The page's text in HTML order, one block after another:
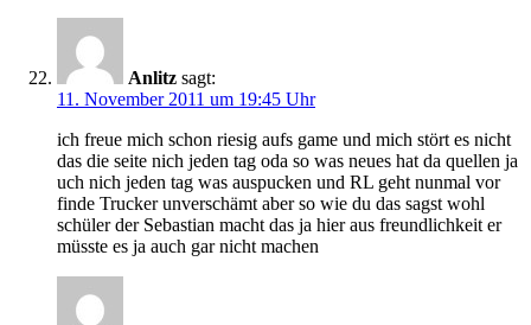
Anlitz sagt:
11. November 2011 um 19:45 Uhr
ich freue mich schon riesig aufs game und mich stört es nicht
das die seite nich jeden tag oda so was neues hat da quellen ja
uch nich jeden tag was auspucken und RL geht nunmal vor
finde Trucker unverschämt aber so wie du das sagst wohl
schüler der Sebastian macht das ja hier aus freundlichkeit er
müsste es ja auch gar nicht machen